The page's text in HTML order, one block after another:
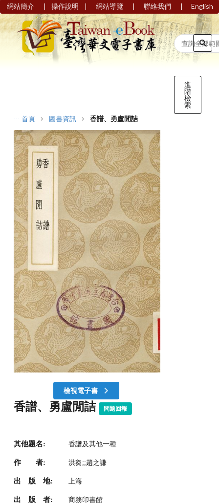
網站簡介 | 操作說明 | 網站導覽 | 聯絡我們 | English
進
階
檢
索
::: 首頁 圖書資訊 香譜、勇盧閒詰
檢視電子書
香譜、勇盧閒詰 問題回報
其他題名: 香譜及其他一種
作 者: 洪芻;;趙之謙
出 版 地: 上海
出 版 者: 商務印書館